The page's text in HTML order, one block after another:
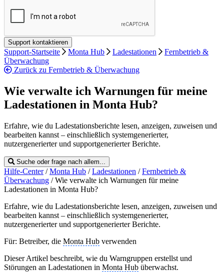
Support-Startseite Monta Hub Ladestationen
Fernbetrieb &
Überwachung
Zurück zu Fernbetrieb & Überwachung
Wie verwalte ich Warnungen für meine
Ladestationen in Monta Hub?
Erfahre, wie du Ladestationsberichte lesen, anzeigen, zuweisen und
bearbeiten kannst – einschließlich systemgenerierter,
nutzergenerierter und supportgenerierter Berichte.
Suche oder frage nach allem...
Hilfe-Center / Monta Hub / Ladestationen / Fernbetrieb &
Überwachung / Wie verwalte ich Warnungen für meine
Ladestationen in Monta Hub?
Erfahre, wie du Ladestationsberichte lesen, anzeigen, zuweisen und
bearbeiten kannst – einschließlich systemgenerierter,
nutzergenerierter und supportgenerierter Berichte.
Für: Betreiber, die Monta Hub verwenden
Dieser Artikel beschreibt, wie du Warngruppen erstellst und
Störungen an Ladestationen in Monta Hub überwachst.